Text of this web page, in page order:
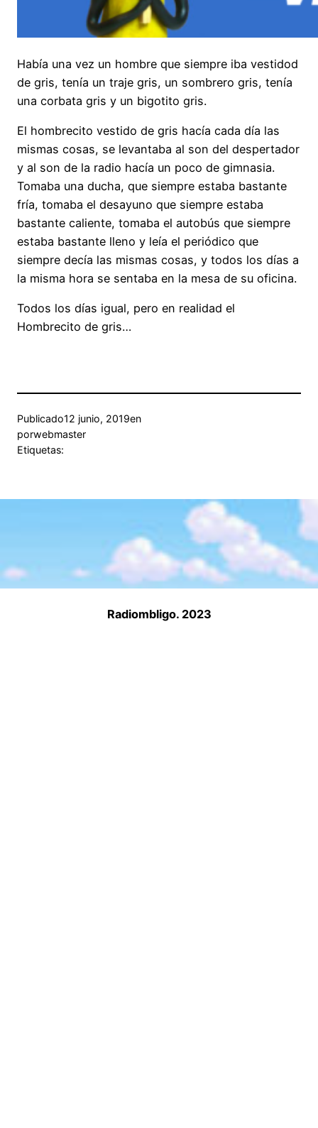
Había una vez un hombre que siempre iba vestidod
de gris, tenía un traje gris, un sombrero gris, tenía
una corbata gris y un bigotito gris.
El hombrecito vestido de gris hacía cada día las
mismas cosas, se levantaba al son del despertador
y al son de la radio hacía un poco de gimnasia.
Tomaba una ducha, que siempre estaba bastante
fría, tomaba el desayuno que siempre estaba
bastante caliente, tomaba el autobús que siempre
estaba bastante lleno y leía el periódico que
siempre decía las mismas cosas, y todos los días a
la misma hora se sentaba en la mesa de su oficina.
Todos los días igual, pero en realidad el
Hombrecito de gris…
Publicado12 junio, 2019en
porwebmaster
Etiquetas:
Radiombligo. 2023